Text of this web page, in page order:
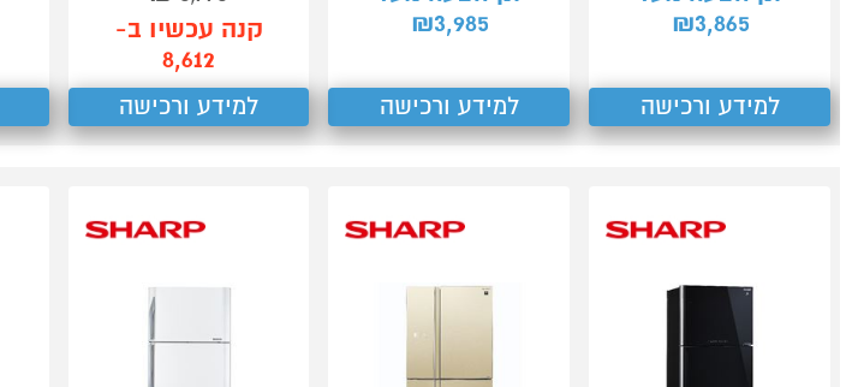
₪3,865
למידע ורכישה
₪3,985
למידע ורכישה
קנה עכשיו ב-
8,612
למידע ורכישה